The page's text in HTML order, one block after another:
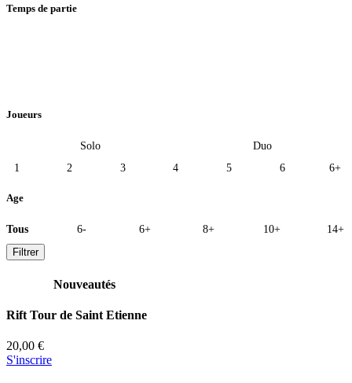
Temps de partie
Joueurs
Solo
Duo
1
2 3 4 5 6 6+
Age
Tous 6- 6+ 8+ 10+
14+
Filtrer
Nouveautés
Rift Tour de Saint Etienne
20,00 €
S'inscrire